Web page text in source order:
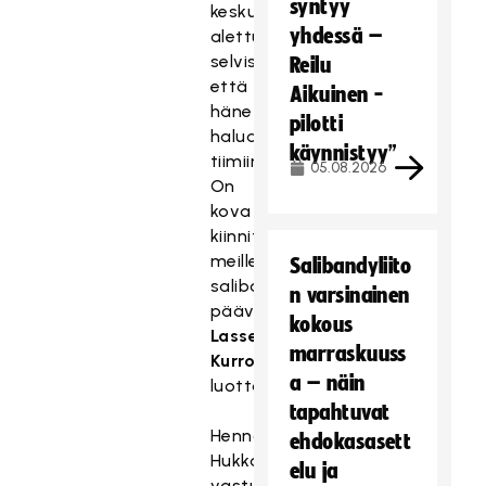
keskustelujen
alettua
selvisi,
että
hänet
haluan
tiimiin.
On
kova
kiinnitys
meille
salibandynaisten
päävalmentaja
Lasse
Kurronen
luottaa.
Henna
Hukkasen
syntyy
yhdessä –
Reilu
Aikuinen -
pilotti
käynnistyy”
05.08.2026
Salibandyliito
n varsinainen
kokous
marraskuuss
a – näin
tapahtuvat
ehdokasasett
elu ja